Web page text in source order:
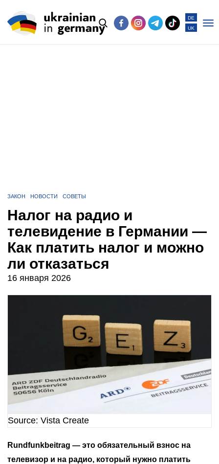
DE
UK
ЗАКОН НОВОСТИ СОВЕТЫ
Налог на радио и
телевидение в Германии —
Как платить налог и можно
ли отказаться
16 января 2026
Source: Vista Create
Rundfunkbeitrag — это обязательный взнос на
телевизор и на радио, который нужно платить